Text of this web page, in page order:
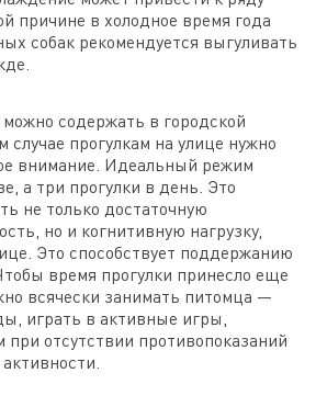
причине в холодное время года
собак рекомендуется выгуливать
содержать в городской
случае прогулкам на улице нужно
внимание. Идеальный режим
а три прогулки в день. Это
не только достаточную
но и когнитивную нагрузку,
Это способствует поддержанию
время прогулки принесло еще
всячески занимать питомца —
играть в активные игры,
при отсутствии противопоказаний